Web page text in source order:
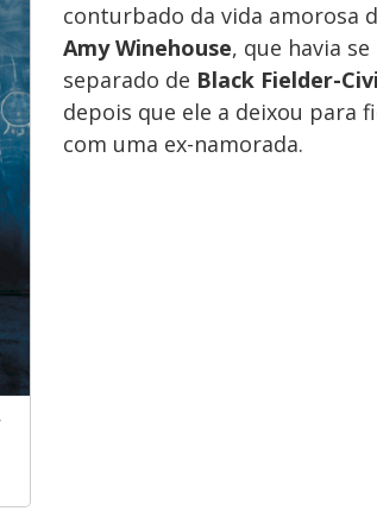
conturbado da vida amorosa
Amy Winehouse, que havia se
separado de Black Fielder-
depois que ele a deixou para
com uma ex-namorada.